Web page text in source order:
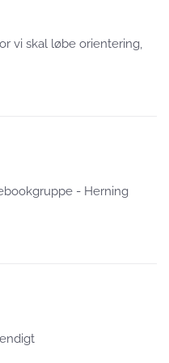
vi skal løbe orientering,
- Herning